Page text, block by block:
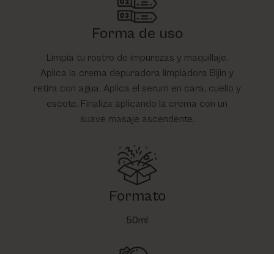
Forma de uso
Limpia tu rostro de impurezas y maquillaje.
Aplica la crema depuradora limpiadora Bijin y
retira con agua. Aplica el serum en cara, cuello y
escote. Finaliza aplicando la crema con un
suave masaje ascendente.
Formato
50ml